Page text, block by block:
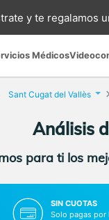
yte regalamos
Médicos
Sant Cugat del Vallès
Análisis
para ti los
SIN CUOTAS
Solo pagas por